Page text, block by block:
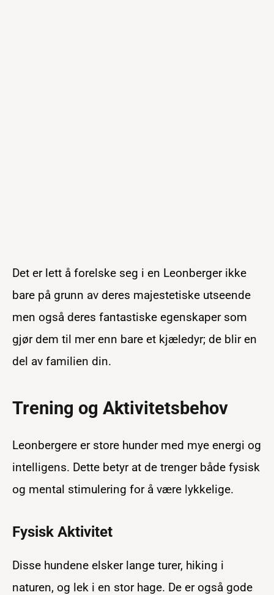
Det er lett å forelske seg i en Leonberger ikke
bare på grunn av deres majestetiske utseende
men også deres fantastiske egenskaper som
gjør dem til mer enn bare et kjæledyr; de blir en
del av familien din.
Trening og Aktivitetsbehov
Leonbergere er store hunder med mye energi og
intelligens. Dette betyr at de trenger både fysisk
og mental stimulering for å være lykkelige.
Fysisk Aktivitet
Disse hundene elsker lange turer, hiking i
naturen, og lek i en stor hage. De er også gode